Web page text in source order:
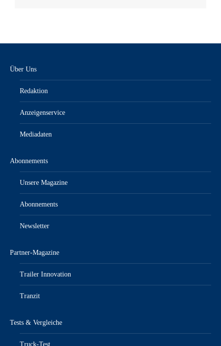
Über Uns
Redaktion
Anzeigenservice
Mediadaten
Abonnements
Unsere Magazine
Abonnements
Newsletter
Partner-Magazine
Trailer Innovation
Tranzit
Tests & Vergleiche
Truck-Test